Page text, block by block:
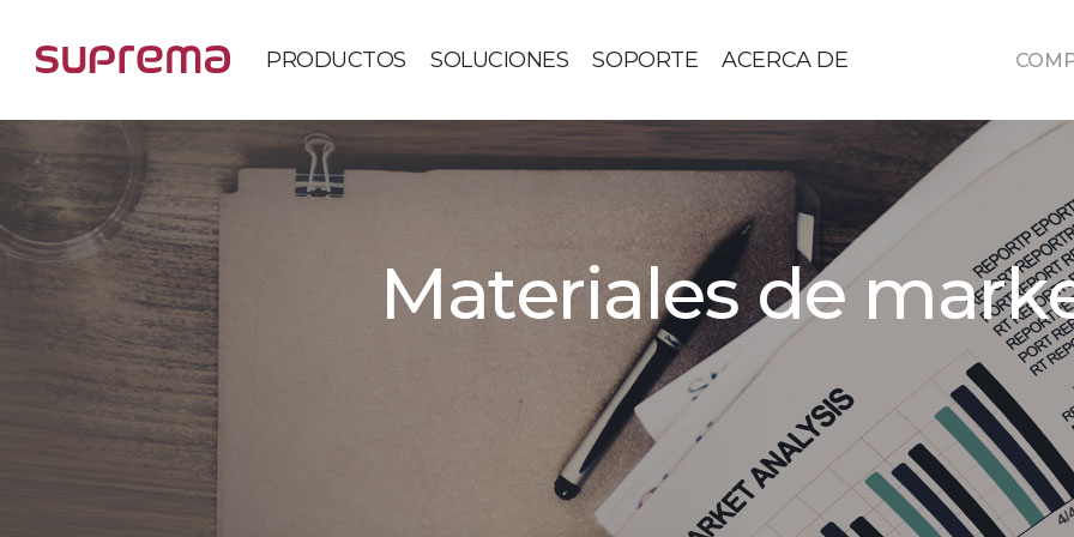
PRODUCTOS SOLUCIONES SOPORTE ACERCA DE
Materiales de